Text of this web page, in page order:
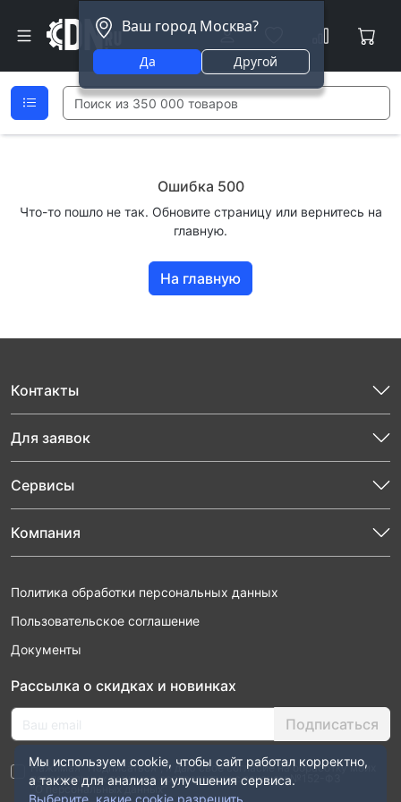
Ваш город Москва?
Да Другой
Ошибка 500
Что-то пошло не так. Обновите страницу или вернитесь на
главную.
На главную
Контакты
Для заявок
Сервисы
Компания
Политика обработки персональных данных
Пользовательское соглашение
Документы
Рассылка о скидках и новинках
Подписаться
Нажимая “Подписаться”, я даю свое согласие на обработку моих
персональных данных в соответствии с законом №152-ФЗ
“О персональных данных”
Мы используем cookie, чтобы сайт работал корректно,
а также для анализа и улучшения сервиса.
Выберите, какие cookie разрешить